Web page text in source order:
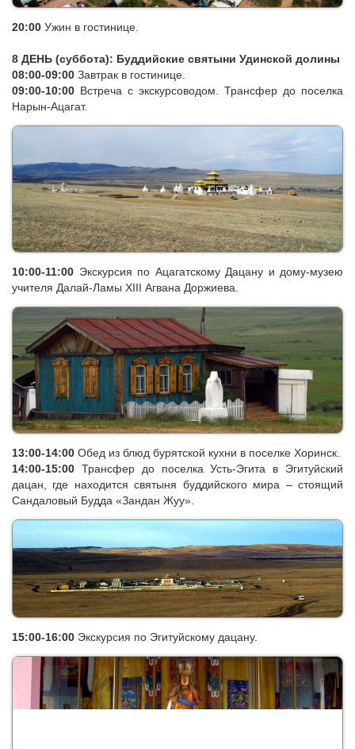
8 ДЕНЬ (суббота): Буддийские святыни Удинской долины
08:00-09:00Завтрак в гостинице.
09:00-10:00Встреча с экскурсоводом.Трансфер до поселка
Нарын-Ацагат.
10:00-11:00
Экскурсия по Ацагатскому Дацану и дому-музею
учителя Далай-Ламы XIII Агвана Доржиева.
13:00-14:00 Обед из блюд бурятской кухни в поселке Хоринск.
14:00-15:00Трансфер до поселка Усть-Эгита в Эгитуйский
дацан, где находится святыня буддийского мира – стоящий